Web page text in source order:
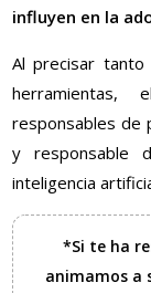
influyen en la
Al precisar tanto
responsables de
y responsable
inteligencia
*Si te ha
animamos a